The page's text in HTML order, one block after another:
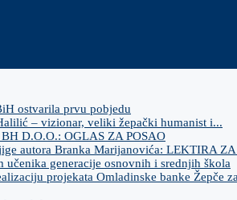
ostvarila prvu pobjedu
– vizionar, veliki žepački humanist i...
D.O.O.: OGLAS ZA POSAO
autora Branka Marijanovića: LEKTIRA
učenika generacije osnovnih i srednjih škola
projekata Omladinske banke Žepče